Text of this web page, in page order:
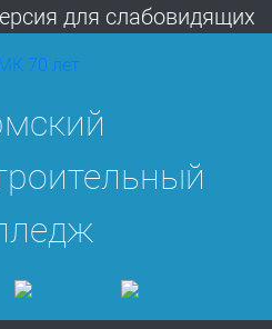
для слабовидящих